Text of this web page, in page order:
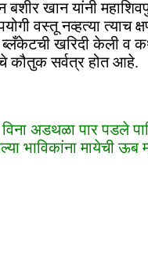
बशीर खान यांनी
वस्तू नव्हत्या
ब्लँकेटची खरिदी केली
कौतुक सर्वत्र होत आहे.
अडथळा पार पडले
भाविकांना मायेची